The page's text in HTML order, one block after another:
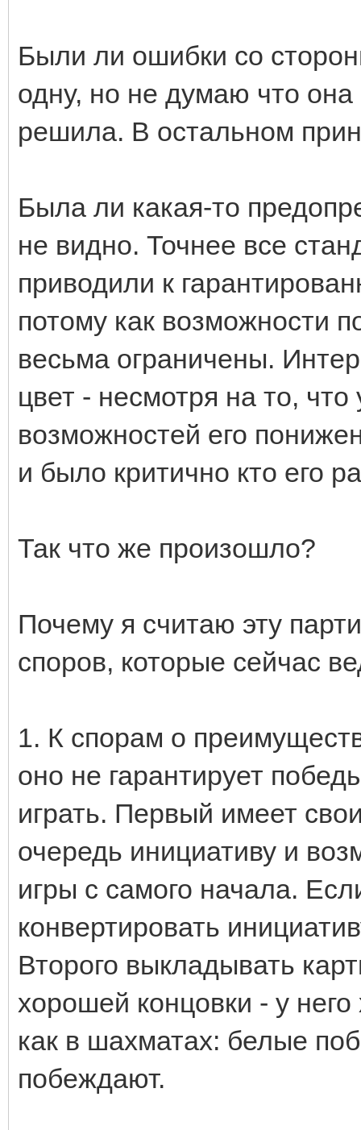
Были ли ошибки со
одну, но не думаю что она
решила. В остальном
Была ли какая-то
не видно. Точнее все
приводили к
потому как возможности
весьма ограничены.
цвет - несмотря на то,
возможностей его
и было критично кто его
Так что же произошло?
Почему я считаю эту
споров, которые сейчас
1. К спорам о
оно не гарантирует
играть. Первый имеет
очередь инициативу и
игры с самого начала.
конвертировать
Второго выкладывать
хорошей концовки - у
как в шахматах: белые
побеждают.